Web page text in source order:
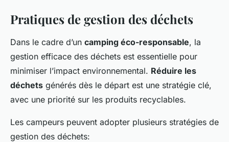
Pratiques de gestion des déchets
Dans le cadre d’un camping éco-responsable, la
gestion efficace des déchets est essentielle pour
minimiser l’impact environnemental. Réduire les
déchets générés dès le départ est une stratégie clé,
avec une priorité sur les produits recyclables.
Les campeurs peuvent adopter plusieurs stratégies de
gestion des déchets: